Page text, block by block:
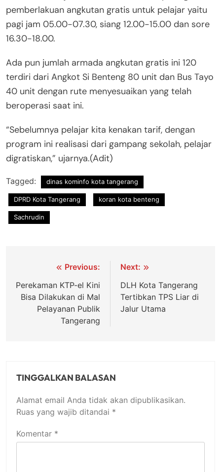
pemberlakuan angkutan gratis untuk pelajar yaitu
pagi jam 05.00-07.30, siang 12.00-15.00 dan sore
16.30-18.00.
Ada pun jumlah armada angkutan gratis ini 120
terdiri dari Angkot Si Benteng 80 unit dan Bus Tayo
40 unit dengan rute menyesuaikan yang telah
beroperasi saat ini.
“Sebelumnya pelajar kita kenakan tarif, dengan
program ini realisasi dari gampang sekolah, pelajar
digratiskan,” ujarnya.(Adit)
Tagged: dinas kominfo kota tangerang
DPRD Kota Tangerang koran kota benteng
Sachrudin
Navigasi
pos
Previous:
Perekaman KTP-el Kini
Bisa Dilakukan di Mal
Pelayanan Publik
Tangerang
Next:
DLH Kota Tangerang
Tertibkan TPS Liar di
Jalur Utama
TINGGALKAN BALASAN
Alamat email Anda tidak akan dipublikasikan.
Ruas yang wajib ditandai *
Komentar *